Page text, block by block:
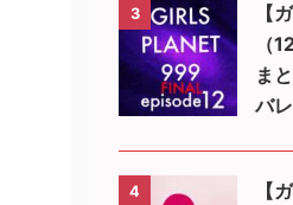
3
【
（
ま
バ
4
【